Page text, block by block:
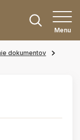
Menu
dokumentov